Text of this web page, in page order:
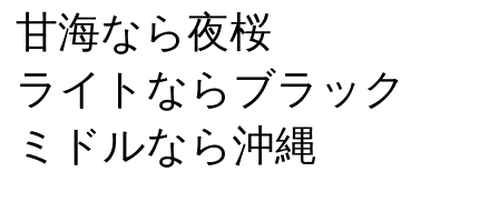
甘海なら夜桜
ライトならブラック
ミドルなら沖縄